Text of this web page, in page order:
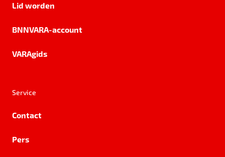
Lid worden
BNNVARA-account
VARAgids
Service
Contact
Pers